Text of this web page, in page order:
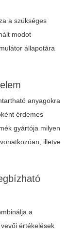
a szükséges
modot
állapotára
anyagokra
érdemes
gyártója milyen
illetve
a
értékelések